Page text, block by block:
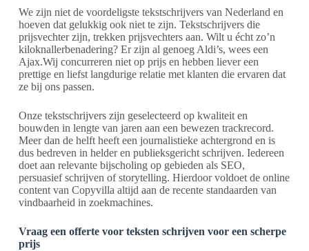
We zijn niet de voordeligste tekstschrijvers van Nederland en
hoeven dat gelukkig ook niet te zijn. Tekstschrijvers die
prijsvechter zijn, trekken prijsvechters aan. Wilt u écht zo’n
kiloknallerbenadering? Er zijn al genoeg Aldi’s, wees een
Ajax.Wij concurreren niet op prijs en hebben liever een
prettige en liefst langdurige relatie met klanten die ervaren dat
ze bij ons passen.
Onze tekstschrijvers zijn geselecteerd op kwaliteit en
bouwden in lengte van jaren aan een bewezen trackrecord.
Meer dan de helft heeft een journalistieke achtergrond en is
dus bedreven in helder en publieksgericht schrijven. Iedereen
doet aan relevante bijscholing op gebieden als SEO,
persuasief schrijven of storytelling. Hierdoor voldoet de online
content van Copyvilla altijd aan de recente standaarden van
vindbaarheid in zoekmachines.
Vraag een offerte voor teksten schrijven voor een scherpe
prijs